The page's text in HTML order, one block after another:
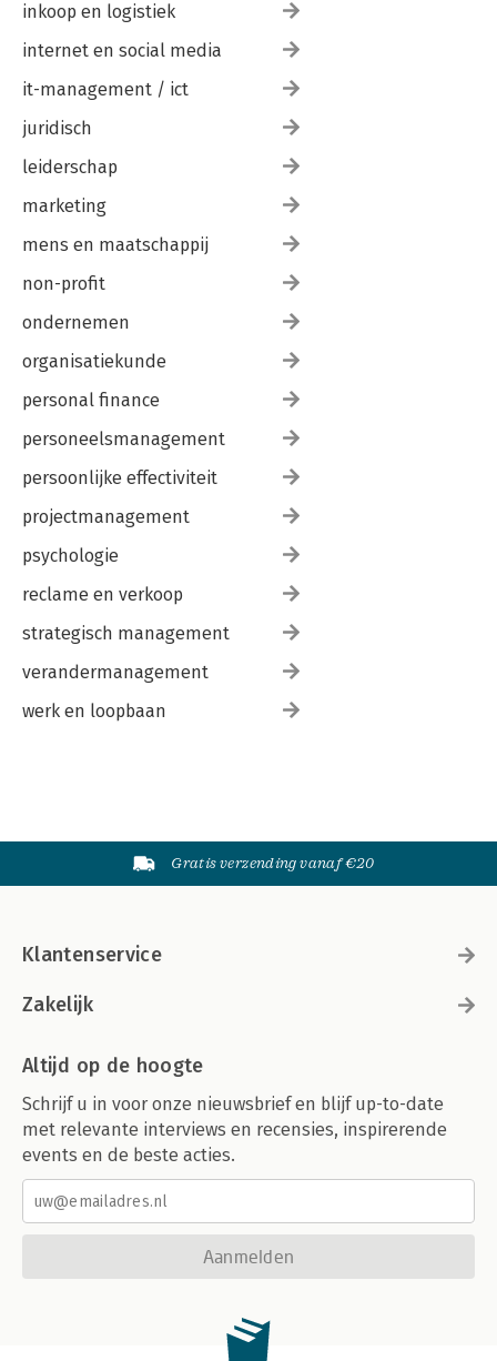
inkoop en logistiek
internet en social media
it-management / ict
juridisch
leiderschap
marketing
mens en maatschappij
non-profit
ondernemen
organisatiekunde
personal finance
personeelsmanagement
persoonlijke effectiviteit
projectmanagement
psychologie
reclame en verkoop
strategisch management
verandermanagement
werk en loopbaan
Gratis verzending vanaf €20
Klantenservice
Zakelijk
Altijd op de hoogte
Schrijf u in voor onze nieuwsbrief en blijf up-to-date
met relevante interviews en recensies, inspirerende
events en de beste acties.
Aanmelden